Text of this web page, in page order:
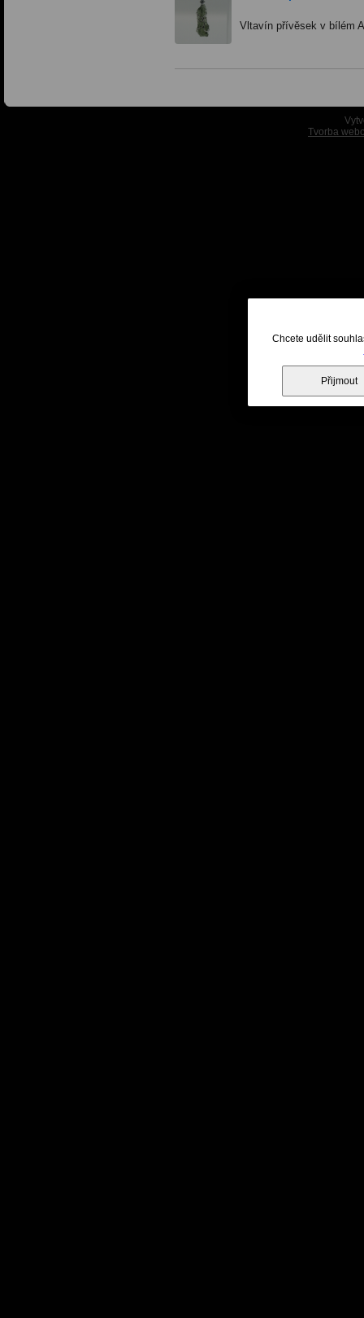
Vltavín přívěsek v bílém
Tvorba
Chcete udělit
Přijmout